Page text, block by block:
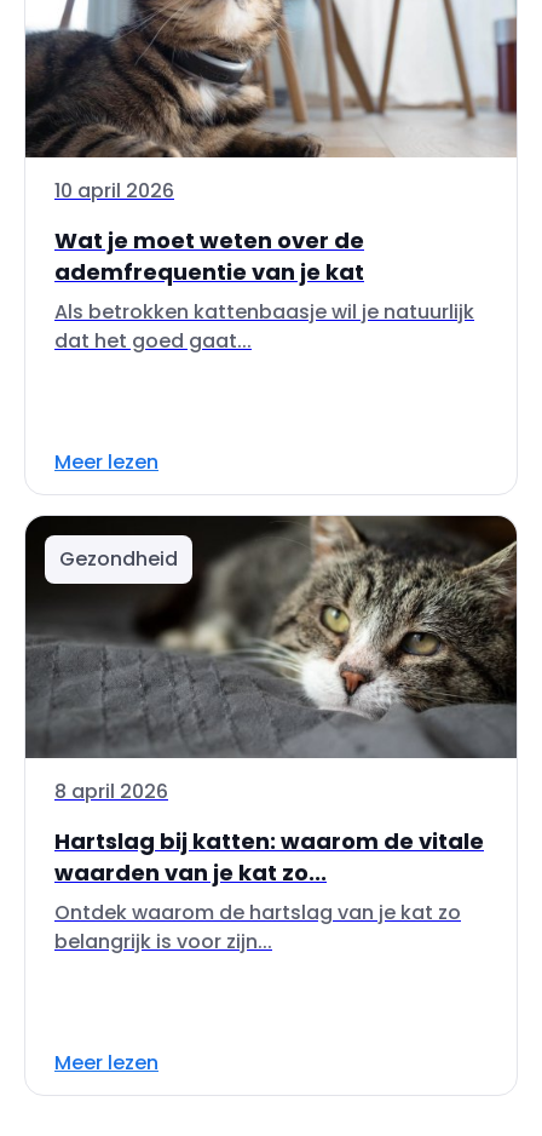
10 april 2026
Wat je moet weten over de
ademfrequentie van je kat
Als betrokken kattenbaasje wil je natuurlijk
dat het goed gaat...
Meer lezen
Gezondheid
8 april 2026
Hartslag bij katten: waarom de vitale
waarden van je kat zo...
Ontdek waarom de hartslag van je kat zo
belangrijk is voor zijn...
Meer lezen